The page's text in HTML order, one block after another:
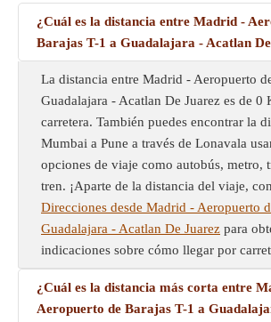
¿Cuál es la distancia entre Madrid -
Barajas T-1 a Guadalajara - Acatlan
La distancia entre Madrid - Aeropuerto
Guadalajara - Acatlan De Juarez es de 0
carretera. También puedes encontrar la
Mumbai a Pune a través de Lonavala
opciones de viaje como autobús, metro,
tren. ¡Aparte de la distancia del viaje,
Direcciones desde Madrid - Aeropuerto
Guadalajara - Acatlan De Juarez para
indicaciones sobre cómo llegar por
¿Cuál es la distancia más corta entre
Aeropuerto de Barajas T-1 a